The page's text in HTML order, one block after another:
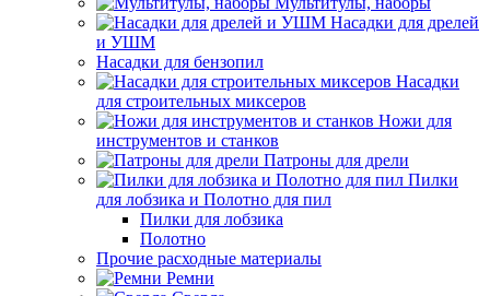
Насадки для дрелей
и УШМ
Насадки для бензопил
Насадки
для строительных миксеров
Ножи для
инструментов и станков
Патроны для дрели
Пилки
для лобзика и Полотно для пил
Пилки для лобзика
Полотно
Прочие расходные материалы
Ремни